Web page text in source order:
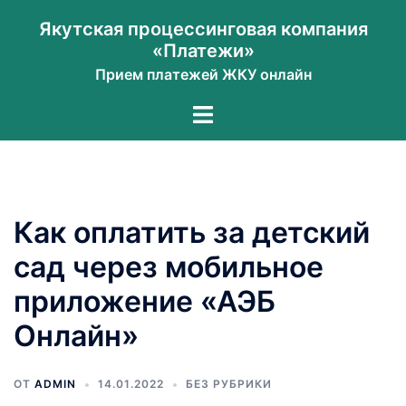
Якутская процессинговая компания
«Платежи»
Прием платежей ЖКУ онлайн
Переключатель
Как оплатить за детский
сад через мобильное
приложение «АЭБ
Онлайн»
ОТ ADMIN 14.01.2022 БЕЗ РУБРИКИ